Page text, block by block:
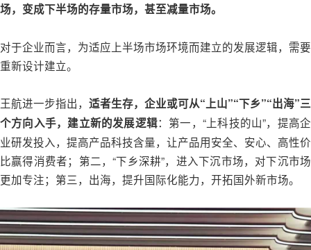
场，变成下半场的存量市场，甚至减量市场。
对于企业而言，为适应上半场市场环境而建立的发展逻辑，需要
重新设计建立。
王航进一步指出， 适者生存，企业或可从“上山”“下乡”“出海”三
个方向入手，建立新的发展逻辑：第一，“上科技的山”，提高企
业研发投入，提高产品科技含量，让产品用安全、安心、高性价
比赢得消费者；第二，“下乡深耕”，进入下沉市场，对下沉市场
更加专注；第三，出海，提升国际化能力，开拓国外新市场。